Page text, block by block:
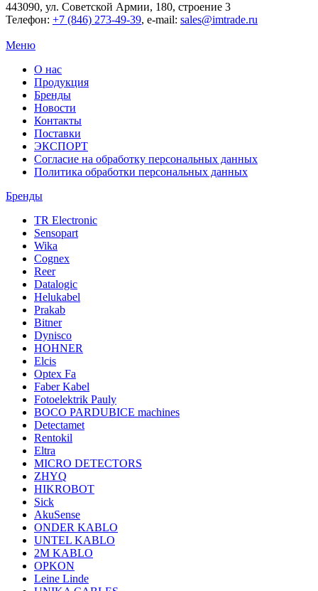
443090, ул. Советской Армии, 180, строение 3
Телефон: +7 (846) 273-49-39, e-mail: sales@imtrade.ru
Меню
О нас
Продукция
Бренды
Новости
Контакты
Поставки
ЭКСПОРТ
Согласие на обработку персональных данных
Политика обработки персональных данных
Бренды
TR Electronic
Sensopart
Wika
Cognex
Reer
Datalogic
Helukabel
Prakab
Bitner
Dynisco
HOHNER
Elcis
Optex Fa
Faber Kabel
Fotoelektrik Pauly
BOCO PARDUBICE machines
Detectamet
Rentokil
Eltra
MICRO DETECTORS
ZHYQ
HIKROBOT
Sick
AkuSense
ONDER KABLO
UNTEL KABLO
2M KABLO
OPKON
Leine Linde